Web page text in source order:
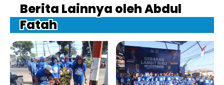
Berita Lainnya oleh Abdul
Fatah